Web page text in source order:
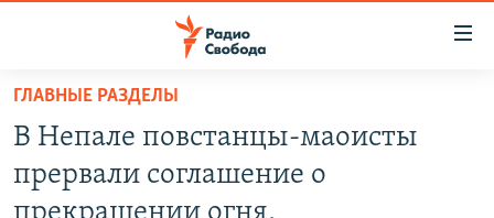
упрощенного
доступа
АВТОРСКИЕ ПРОЕКТЫ
ГЛАВНЫЕ РАЗДЕЛЫ
В Непале повстанцы-маоисты
прервали соглашение о